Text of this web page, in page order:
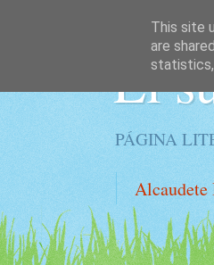
El
PÁGINA
Alcaudete
This site
are